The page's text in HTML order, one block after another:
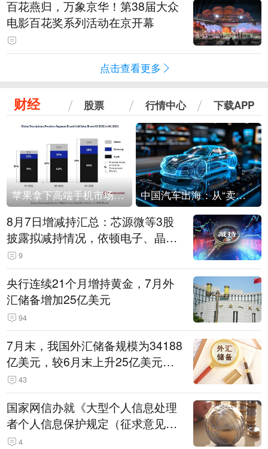
百花燕归，万象京华！第38届大众
电影百花奖系列活动在京开幕
点击查看更多
财经 股票 行情中心 下载APP
苹果拿下高端手机市场65%的份额：iPhone 17系列功不可没 中国汽车出海：从“卖出去”到“走进去”
8月7日增减持汇总：芯源微等3股
披露拟减持情况，依顿电子、晶华
微拟增持（表）
9
央行连续21个月增持黄金，7月外
汇储备增加25亿美元
94
7月末，我国外汇储备规模为34188
亿美元，较6月末上升25亿美元，
升幅为0.07%
43
国家网信办就《大型个人信息处理
者个人信息保护规定（征求意见
稿）》公开征求意见
4